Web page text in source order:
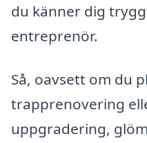
du känner dig
entreprenör.
Så, oavsett om du
trapprenovering
uppgradering,